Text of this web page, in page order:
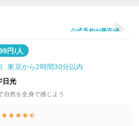
公式予約が最安値
円/人
東京から2時間30分以内
日光
自然を全身で感じよう